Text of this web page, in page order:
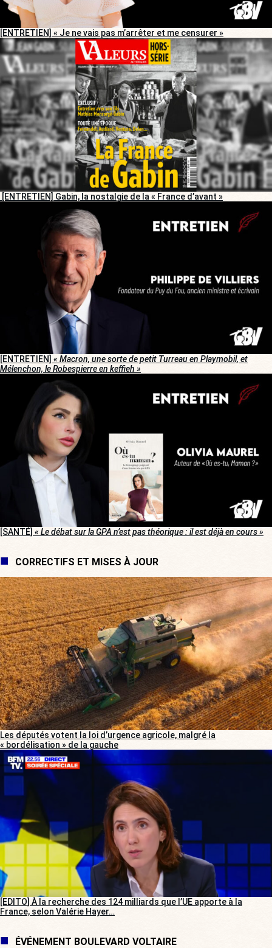
[ENTRETIEN] « Je ne vais pas m’arrêter et me censurer »
[ENTRETIEN] Gabin, la nostalgie de la « France d’avant »
[ENTRETIEN] « Macron, une sorte de petit Turreau en Playmobil, et
Mélenchon, le Robespierre en keffieh »
[SANTÉ] « Le débat sur la GPA n’est pas théorique : il est déjà en cours »
CORRECTIFS ET MISES À JOUR
Les députés votent la loi d’urgence agricole, malgré la
« bordélisation » de la gauche
[EDITO] À la recherche des 124 milliards que l’UE apporte à la
France, selon Valérie Hayer…
ÉVÉNEMENT BOULEVARD VOLTAIRE